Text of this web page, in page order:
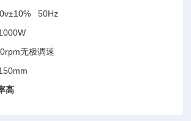
50Hz
无极调速
高